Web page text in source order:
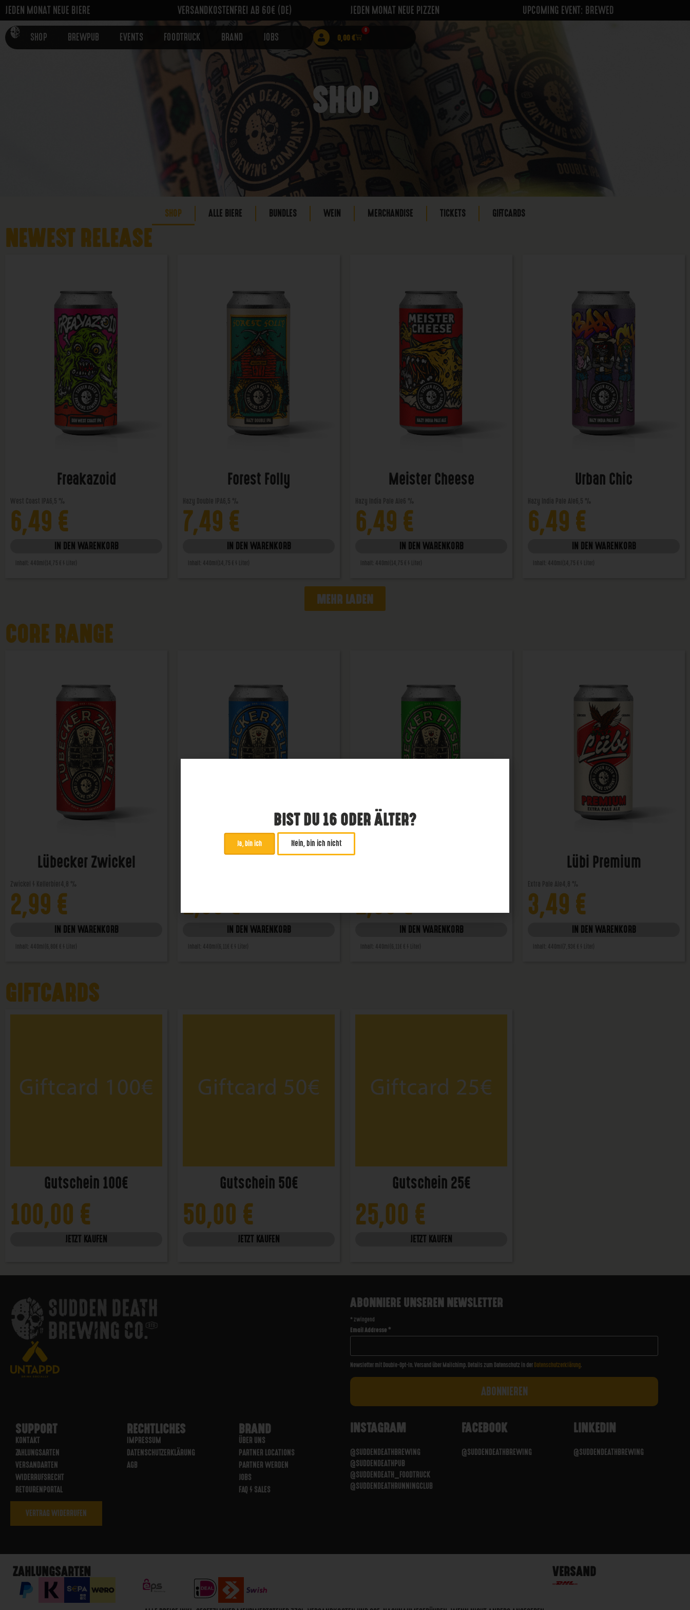
JEDEN MONAT NEUE BIERE VERSANDKOSTENFREI AB 60€ (DE) JEDEN MONAT NEUE PIZZEN UPCOMING EVENT: BREWED
SHOP BREWPUB EVENTS FOODTRUCK BRAND JOBS 0,00€
0
SHOP
SHOP ALLE BIERE BUNDLES WEIN MERCHANDISE TICKETS GIFTCARDS
NEWEST RELEASE
Freakazoid
6,49 €
IN DEN WARENKORB
Forest Folly
7,49 €
IN DEN WARENKORB
Meister Cheese
6,49 €
IN DEN WARENKORB
Urban Chic
6,49 €
IN DEN WARENKORB
MEHR LADEN
CORE RANGE
Lübecker Zwickel
2,99 €
IN DEN WARENKORB
2,99€
IN DEN WARENKORB
2,99€
IN DEN WARENKORB
Lübi Premium
3,49 €
IN DEN WARENKORB
GIFTCARDS
Gutschein 100€
100,00 €
JETZT KAUFEN
Gutschein 50€
50,00 €
JETZT KAUFEN
Gutschein 25€
25,00 €
JETZT KAUFEN
ABONNIERE UNSEREN NEWSLETTER
* zwingend
Email Addresse*
Newsletter mit Double-Opt-In. Versand über Mailchimp. Details zum Datenschutz in der Datenschutzerklärung.
SUPPORT
KONTAKT
ZAHLUNGSARTEN
VERSANDARTEN
WIDERRUFSRECHT
RETOURENPORTAL
RECHTLICHES
IMPRESSUM
DATENSCHUTZERKLÄRUNG
AGB
BRAND
ÜBER UNS
PARTNER LOCATIONS
PARTNER WERDEN
JOBS
FAQ / SALES
INSTAGRAM
@SUDDENDEATHBREWING
@SUDDENDEATHPUB
@SUDDENDEATH_FOODTRUCK
@SUDDENDEATHRUNNINGCLUB
FACEBOOK
@SUDDENDEATHBREWING
LINKEDIN
@SUDDENDEATHBREWING
VERTRAG WIDERRUFEN
ZAHLUNGSARTEN VERSAND
BIST DU 16 ODER ÄLTER?
Ja, bin ich Nein, bin ich nicht